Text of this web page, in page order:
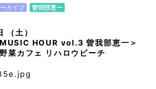
カイブ 曽我部恵一
土）
HOUR vol.3 曽我部恵一＞
菜カフェ リハロウビーチ